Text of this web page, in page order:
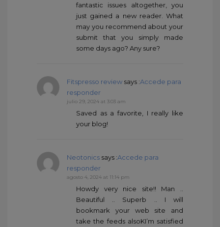
fantastic issues altogether, you
just gained a new reader. What
may you recommend about your
submit that you simply made
some days ago? Any sure?
Fitspresso review says :Accede para
responder
julio 29, 2024 at 3:03 am
Saved as a favorite, I really like
your blog!
Neotonics says :Accede para
responder
agosto 4, 2024 at 11:14 pm
Howdy very nice site!! Man ..
Beautiful .. Superb .. I will
bookmark your web site and
take the feeds alsoKI’m satisfied